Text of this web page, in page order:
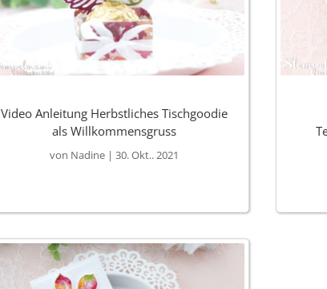
Video Anleitung Herbstliches Tischgoodie
als Willkommensgruss
von Nadine |30. Okt.. 2021